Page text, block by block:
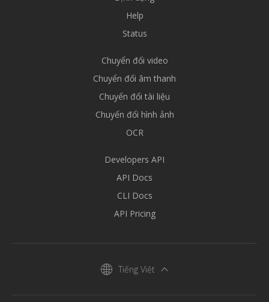
Help
Status
Chuyển đổi video
Chuyển đổi âm thanh
Chuyển đổi tài liệu
Chuyển đổi hình ảnh
OCR
Developers API
API Docs
CLI Docs
API Pricing
Tiếng Việt